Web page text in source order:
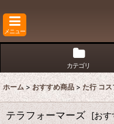
メニュー
カテゴリ
ホーム > おすすめ商品 > た行 コ
テラフォーマーズ [おす